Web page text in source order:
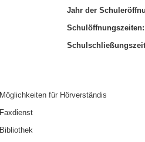
Jahr der
Schulöffnungszeiten:
Möglichkeiten für Hörverständis
Faxdienst
Bibliothek